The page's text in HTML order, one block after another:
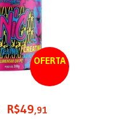
OFERTA
R$49,91